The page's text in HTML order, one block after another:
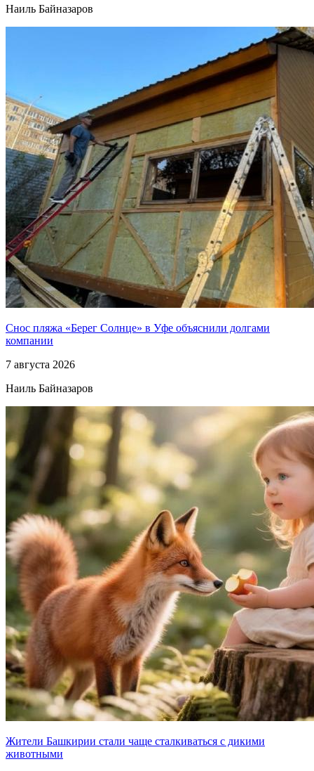
Наиль Байназаров
Снос пляжа «Берег Солнце» в Уфе объяснили долгами
компании
7 августа 2026
Наиль Байназаров
Жители Башкирии стали чаще сталкиваться с дикими
животными